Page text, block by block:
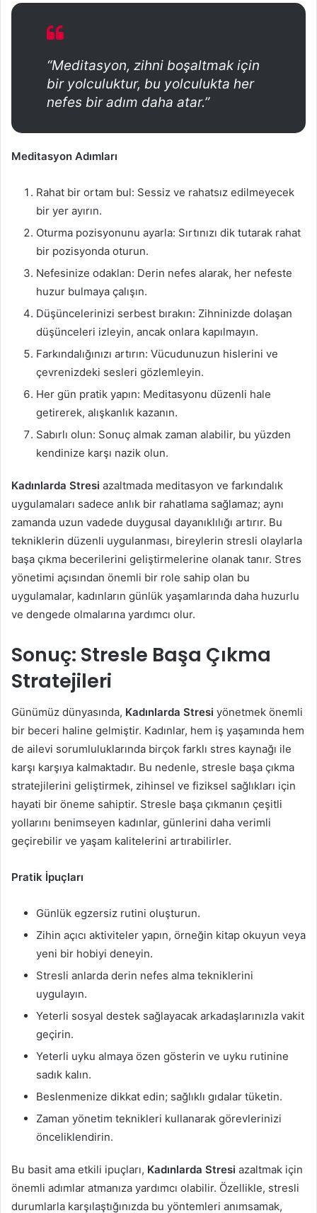
“Meditasyon, zihni boşaltmak için
bir yolculuktur, bu yolculukta her
nefes bir adım daha atar.”
Meditasyon Adımları
Rahat bir ortam bul: Sessiz ve rahatsız edilmeyecek
bir yer ayırın.
Oturma pozisyonunu ayarla: Sırtınızı dik tutarak rahat
bir pozisyonda oturun.
Nefesinize odaklan: Derin nefes alarak, her nefeste
huzur bulmaya çalışın.
Düşüncelerinizi serbest bırakın: Zihninizde dolaşan
düşünceleri izleyin, ancak onlara kapılmayın.
Farkındalığınızı artırın: Vücudunuzun hislerini ve
çevrenizdeki sesleri gözlemleyin.
Her gün pratik yapın: Meditasyonu düzenli hale
getirerek, alışkanlık kazanın.
Sabırlı olun: Sonuç almak zaman alabilir, bu yüzden
kendinize karşı nazik olun.
Kadınlarda Stresi azaltmada meditasyon ve farkındalık
uygulamaları sadece anlık bir rahatlama sağlamaz; aynı
zamanda uzun vadede duygusal dayanıklılığı artırır. Bu
tekniklerin düzenli uygulanması, bireylerin stresli olaylarla
başa çıkma becerilerini geliştirmelerine olanak tanır. Stres
yönetimi açısından önemli bir role sahip olan bu
uygulamalar, kadınların günlük yaşamlarında daha huzurlu
ve dengede olmalarına yardımcı olur.
Sonuç: Stresle Başa Çıkma
Stratejileri
Günümüz dünyasında, Kadınlarda Stresi yönetmek önemli
bir beceri haline gelmiştir. Kadınlar, hem iş yaşamında hem
de ailevi sorumluluklarında birçok farklı stres kaynağı ile
karşı karşıya kalmaktadır. Bu nedenle, stresle başa çıkma
stratejilerini geliştirmek, zihinsel ve fiziksel sağlıkları için
hayati bir öneme sahiptir. Stresle başa çıkmanın çeşitli
yollarını benimseyen kadınlar, günlerini daha verimli
geçirebilir ve yaşam kalitelerini artırabilirler.
Pratik İpuçları
Günlük egzersiz rutini oluşturun.
Zihin açıcı aktiviteler yapın, örneğin kitap okuyun veya
yeni bir hobiyi deneyin.
Stresli anlarda derin nefes alma tekniklerini
uygulayın.
Yeterli sosyal destek sağlayacak arkadaşlarınızla vakit
geçirin.
Yeterli uyku almaya özen gösterin ve uyku rutinine
sadık kalın.
Beslenmenize dikkat edin; sağlıklı gıdalar tüketin.
Zaman yönetim teknikleri kullanarak görevlerinizi
önceliklendirin.
Bu basit ama etkili ipuçları, Kadınlarda Stresi azaltmak için
önemli adımlar atmanıza yardımcı olabilir. Özellikle, stresli
durumlarla karşılaştığınızda bu yöntemleri anımsamak,